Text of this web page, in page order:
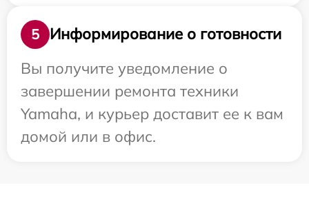
5
Информирование о готовности
Вы получите уведомление о
завершении ремонта техники
Yamaha, и курьер доставит ее к вам
домой или в офис.